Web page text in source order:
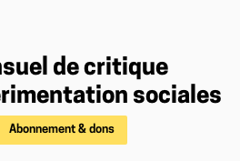
de critique
sociales
Abonnement & dons